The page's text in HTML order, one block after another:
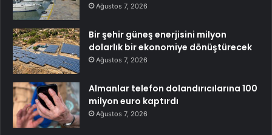
Ağustos 7, 2026
Bir şehir güneş enerjisini milyon
dolarlık bir ekonomiye dönüştürecek
Ağustos 7, 2026
Almanlar telefon dolandırıcılarına 100
milyon euro kaptırdı
Ağustos 7, 2026